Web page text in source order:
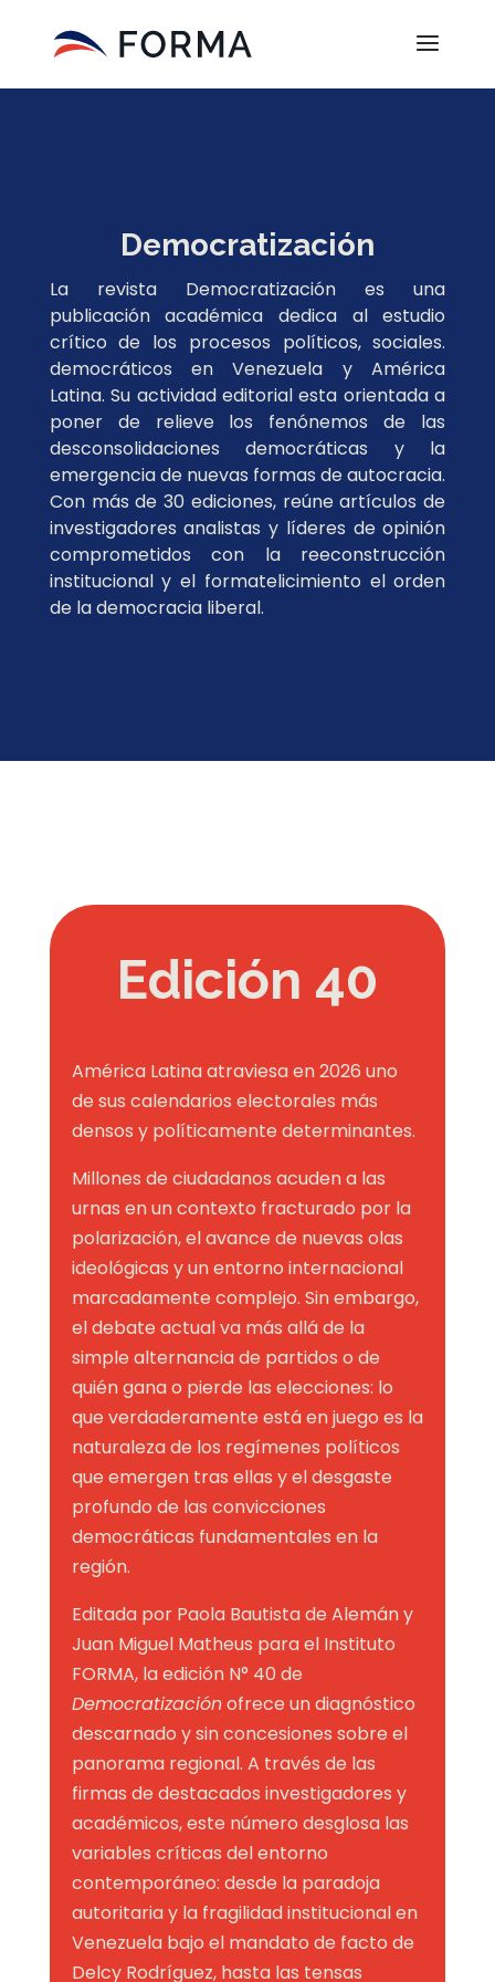
Democratización
La revista Democratización es una
publicación académica dedica al estudio
crítico de los procesos políticos, sociales.
democráticos en Venezuela y América
Latina. Su actividad editorial esta orientada a
poner de relieve los fenónemos de las
desconsolidaciones democráticas y la
emergencia de nuevas formas de autocracia.
Con más de 30 ediciones, reúne artículos de
investigadores analistas y líderes de opinión
comprometidos con la reeconstrucción
institucional y el formatelicimiento el orden
de la democracia liberal.
Edición 40
América Latina atraviesa en 2026 uno
de sus calendarios electorales más
densos y políticamente determinantes.
Millones de ciudadanos acuden a las
urnas en un contexto fracturado por la
polarización, el avance de nuevas olas
ideológicas y un entorno internacional
marcadamente complejo. Sin embargo,
el debate actual va más allá de la
simple alternancia de partidos o de
quién gana o pierde las elecciones: lo
que verdaderamente está en juego es la
naturaleza de los regímenes políticos
que emergen tras ellas y el desgaste
profundo de las convicciones
democráticas fundamentales en la
región.
Editada por Paola Bautista de Alemán y
Juan Miguel Matheus para el Instituto
FORMA, la edición N° 40 de
Democratizaciónofrece un diagnóstico
descarnado y sin concesiones sobre el
panorama regional. A través de las
firmas de destacados investigadores y
académicos, este número desglosa las
variables críticas del entorno
contemporáneo: desde la paradoja
autoritaria y la fragilidad institucional en
Venezuela bajo el mandato de facto de
Delcy Rodríguez, hasta las tensas